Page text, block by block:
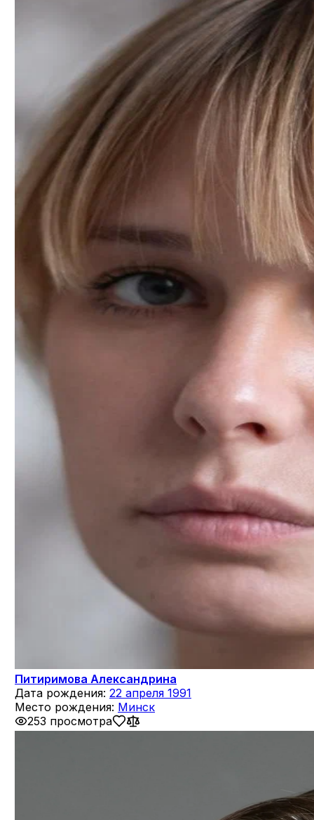
Питиримова Александрина
Дата рождения: 22 апреля 1991
Место рождения: Минск
253 просмотра